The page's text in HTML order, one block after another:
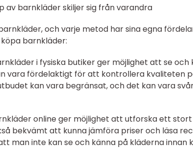
av barnkläder skiljer sig från varandra
och varje metod har sina egna
barnkläder:
i fysiska butiker ger möjlighet att se och
vara fördelaktigt för att kontrollera kvaliteten
kan vara begränsat, och det kan vara
online ger möjlighet att utforska ett
bekvämt att kunna jämföra priser och läsa
man inte kan se och känna på kläderna innan